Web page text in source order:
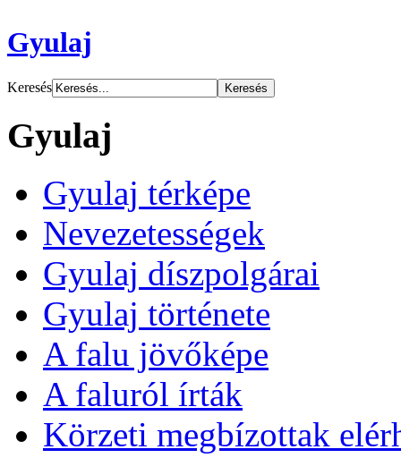
Gyulaj
Keresés
Gyulaj
Gyulaj térképe
Nevezetességek
Gyulaj díszpolgárai
Gyulaj története
A falu jövőképe
A faluról írták
Körzeti megbízottak